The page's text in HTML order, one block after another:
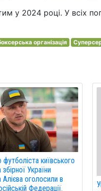
у 2024 році. У всіх
організація
київського
України
оголосили в
Федерації.